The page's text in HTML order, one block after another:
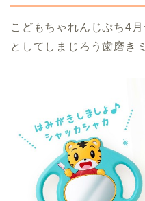
こどもちゃれんじぷち4
としてしまじろう歯磨き